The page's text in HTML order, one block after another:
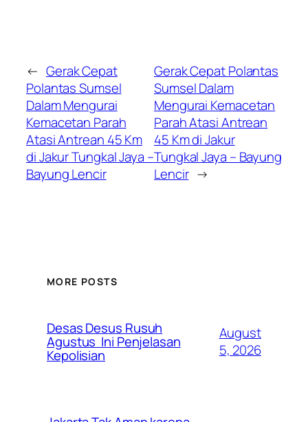
← Gerak Cepat
Polantas Sumsel
Dalam Mengurai
Kemacetan Parah
Atasi Antrean 45 Km
di Jakur Tungkal Jaya –
Bayung Lencir
Gerak Cepat Polantas
Sumsel Dalam
Mengurai Kemacetan
Parah Atasi Antrean
45 Km di Jakur
Tungkal Jaya – Bayung
Lencir →
MORE POSTS
Desas Desus Rusuh
Agustus Ini Penjelasan
Kepolisian
August
5, 2026